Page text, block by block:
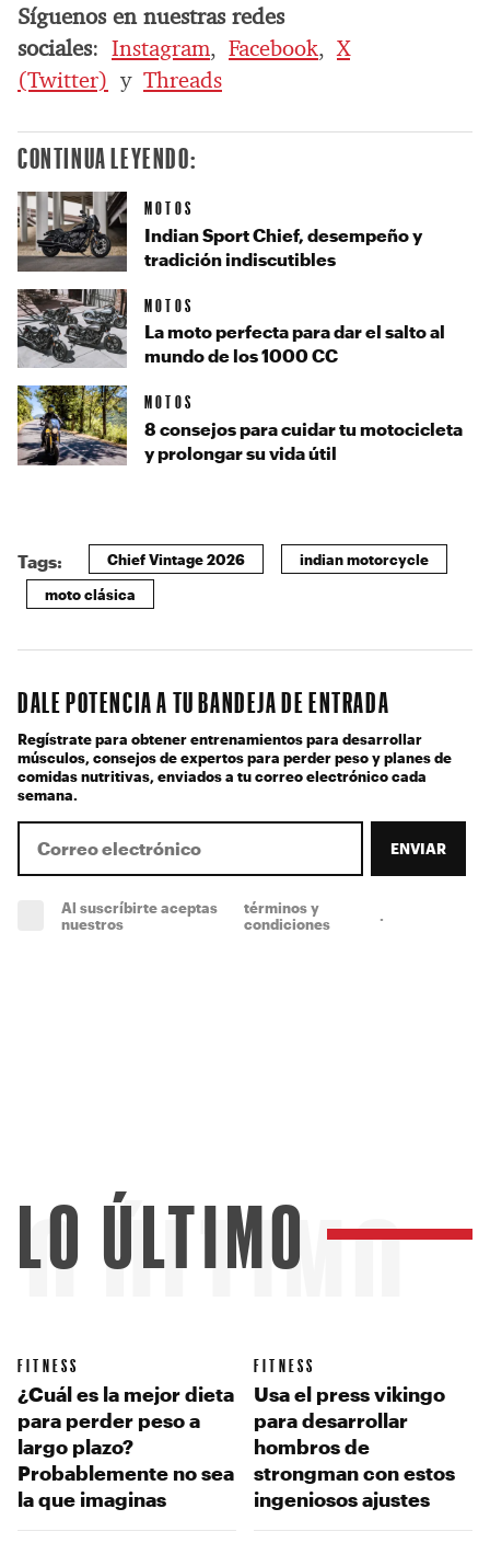
Síguenos en nuestras redes
sociales: Instagram, Facebook,X
(Twitter) y Threads
CONTINUA LEYENDO:
MOTOS
Indian Sport Chief, desempeño y
tradición indiscutibles
MOTOS
La moto perfecta para dar el salto al
mundo de los 1000 CC
MOTOS
8 consejos para cuidar tu motocicleta
y prolongar su vida útil
Tags: Chief Vintage 2026 indian motorcycle
moto clásica
DALE POTENCIA A TU BANDEJA DE ENTRADA
Regístrate para obtener entrenamientos para desarrollar
músculos, consejos de expertos para perder peso y planes de
comidas nutritivas, enviados a tu correo electrónico cada
semana.
ENVIAR
Al suscríbirte aceptas
nuestros
términos y
condiciones
.
ÚLTIMO
LO ÚLTIMO
FITNESS
¿Cuál es la mejor dieta
para perder peso a
largo plazo?
Probablemente no sea
la que imaginas
FITNESS
Usa el press vikingo
para desarrollar
hombros de
strongman con estos
ingeniosos ajustes